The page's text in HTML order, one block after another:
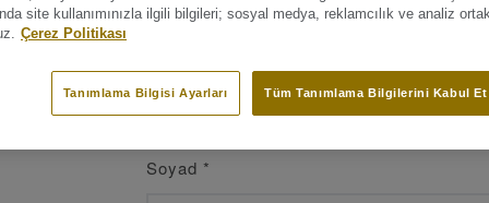
Ad
Soyad *
site kullanımınızla ilgili bilgileri; sosyal medya, reklamcılık ve analiz
Çerez Politikası
Tüm Tanımlama Bilgilerini Kabul Et
Tanımlama Bilgisi Ayarları